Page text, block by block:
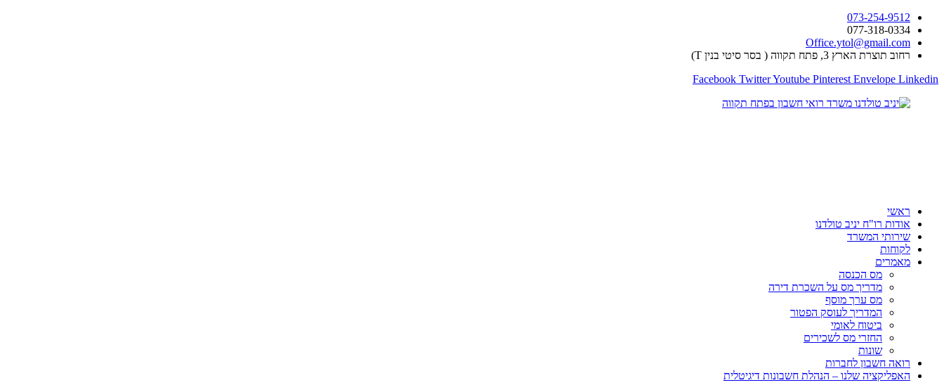
לתוכן
073-254-9512
077-318-0334
Office.ytol@gmail.com
רחוב תוצרת הארץ 3, פתח תקווה ( בסר סיטי בנין T)
Facebook TwitterYoutube Pinterest Envelope Linkedin
ראשי
אודות רו"ח יניב טולדנו
שירותי המשרד
לקוחות
מאמרים
מס הכנסה
מדריך מס על השכרת דירה
מס ערך מוסף
המדריך לעוסק הפטור
ביטוח לאומי
החזרי מס לשכירים
שונות
רואה חשבון לחברות
האפליקציה שלנו – הנהלת חשבונות דיגיטלית